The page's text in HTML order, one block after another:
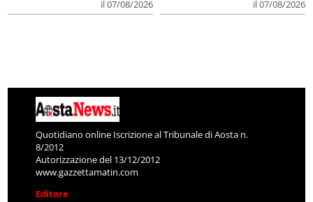
il 07/08/2026
il 07/08/2026
Quotidiano online Iscrizione al Tribunale di Aosta n.
8/2012
Autorizzazione del 13/12/2012
www.gazzettamatin.com
Editore